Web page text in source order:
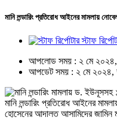
মানি লন্ডারিং প্রতিরোধ আইনের মামলায়
স্টাফ
আপলোড সময় : ২ মে
আপডেট সময় : ২ মে ২০২৪,
মানি লন্ডারিং প্রতিরোধ আইনের
হোসেনের আদালত আসামিদের জামিন